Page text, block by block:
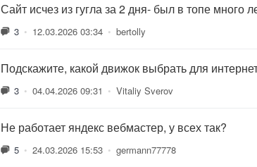
Сайт исчез из гугла за 2 дня- был в топе много
3 • 12.03.2026 03:34 • bertolly
Подскажите, какой движок выбрать для
3 • 04.04.2026 09:31 • Vitaliy Sverov
Не работает яндекс вебмастер, у всех так?
5 • 24.03.2026 15:53 • germann77778